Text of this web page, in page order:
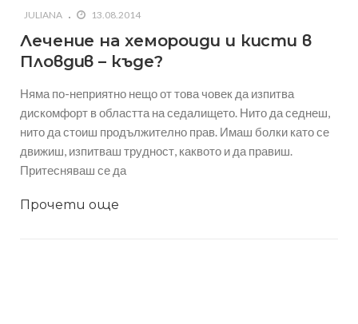
JULIANA 13.08.2014
Лечение на хемороиди и кисти в
Пловдив – къде?
Няма по-неприятно нещо от това човек да изпитва
дискомфорт в областта на седалището. Нито да седнеш,
нито да стоиш продължително прав. Имаш болки като се
движиш, изпитваш трудност, каквото и да правиш.
Притесняваш се да
Прочети още